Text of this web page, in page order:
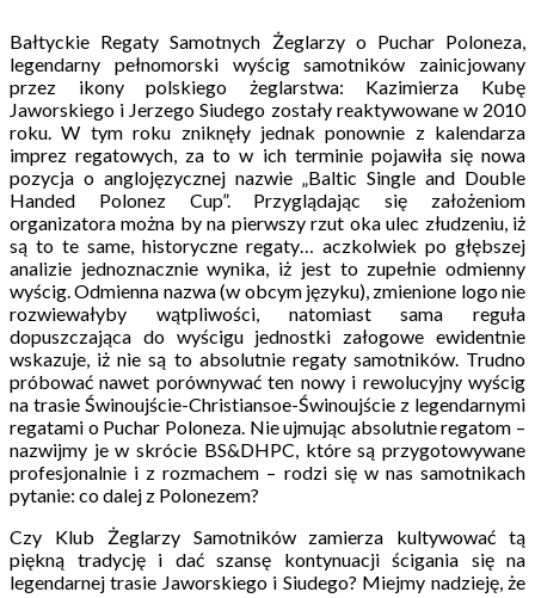
Bałtyckie Regaty Samotnych Żeglarzy o Puchar Poloneza,
legendarny pełnomorski wyścig samotników zainicjowany
przez ikony polskiego żeglarstwa: Kazimierza Kubę
Jaworskiego i Jerzego Siudego zostały reaktywowane w 2010
roku. W tym roku zniknęły jednak ponownie z kalendarza
imprez regatowych, za to w ich terminie pojawiła się nowa
pozycja o anglojęzycznej nazwie „Baltic Single and Double
Handed Polonez Cup”. Przyglądając się założeniom
organizatora można by na pierwszy rzut oka ulec złudzeniu, iż
są to te same, historyczne regaty… aczkolwiek po głębszej
analizie jednoznacznie wynika, iż jest to zupełnie odmienny
wyścig. Odmienna nazwa (w obcym języku), zmienione logo nie
rozwiewałyby wątpliwości, natomiast sama reguła
dopuszczająca do wyścigu jednostki załogowe ewidentnie
wskazuje, iż nie są to absolutnie regaty samotników. Trudno
próbować nawet porównywać ten nowy i rewolucyjny wyścig
na trasie Świnoujście-Christiansoe-Świnoujście z legendarnymi
regatami o Puchar Poloneza. Nie ujmując absolutnie regatom –
nazwijmy je w skrócie BS&DHPC, które są przygotowywane
profesjonalnie i z rozmachem – rodzi się w nas samotnikach
pytanie: co dalej z Polonezem?
Czy Klub Żeglarzy Samotników zamierza kultywować tą
piękną tradycję i dać szansę kontynuacji ścigania się na
legendarnej trasie Jaworskiego i Siudego? Miejmy nadzieję, że